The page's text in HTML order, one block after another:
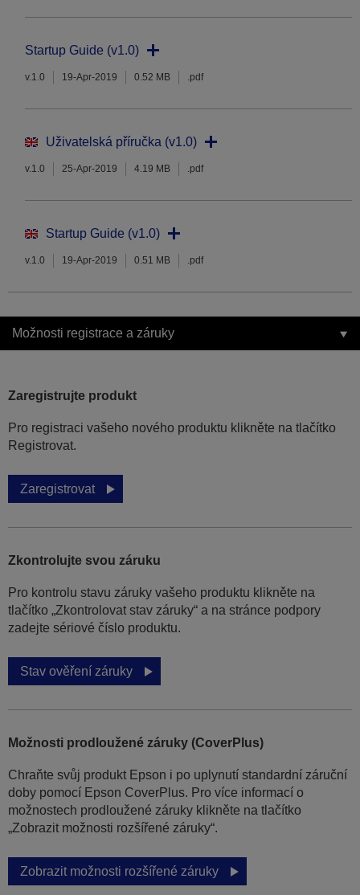
Startup Guide (v1.0)
v.1.0 19-Apr-2019 0.52 MB .pdf
Uživatelská příručka (v1.0)
v.1.0 25-Apr-2019 4.19 MB .pdf
Startup Guide (v1.0)
v.1.0 19-Apr-2019 0.51 MB .pdf
Možnosti registrace a záruky
Zaregistrujte produkt
Pro registraci vašeho nového produktu klikněte na tlačítko
Registrovat.
Zaregistrovat
Zkontrolujte svou záruku
Pro kontrolu stavu záruky vašeho produktu klikněte na
tlačítko „Zkontrolovat stav záruky“ a na stránce podpory
zadejte sériové číslo produktu.
Stav ověření záruky
Možnosti prodloužené záruky (CoverPlus)
Chraňte svůj produkt Epson i po uplynutí standardní záruční
doby pomocí Epson CoverPlus. Pro více informací o
možnostech prodloužené záruky klikněte na tlačítko
„Zobrazit možnosti rozšířené záruky“.
Zobrazit možnosti rozšířené záruky